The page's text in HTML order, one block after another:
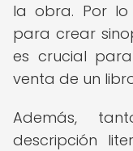
la obra. Por
para crear
es crucial
venta de un
Además,
descripción